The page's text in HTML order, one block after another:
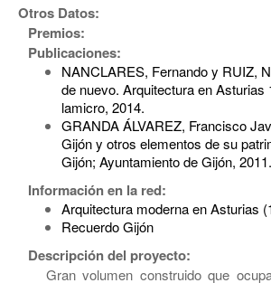
Otros Datos:
Premios:
Publicaciones:
NANCLARES, Fernando y RUIZ,
de nuevo. Arquitectura en Asturias
lamicro, 2014.
GRANDA ÁLVAREZ, Francisco
Gijón y otros elementos de su
Gijón; Ayuntamiento de Gijón, 2011.
Información en la red:
Arquitectura moderna en Asturias
Recuerdo Gijón
Descripción del proyecto:
Gran volumen construido que